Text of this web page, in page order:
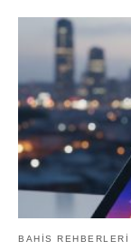
BAHIS REHBERLERI